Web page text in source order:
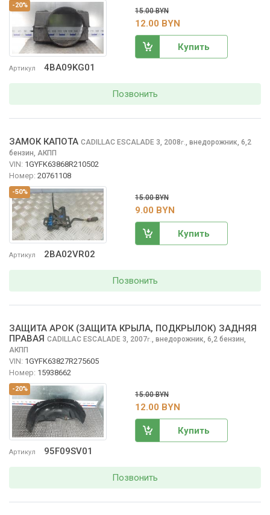
-20%
Артикул 4BA09KG01
15.00 BYN
12.00 BYN
Купить
Позвонить
-50%
Артикул 2BA02VR02
ЗАМОК КАПОТА CADILLAC ESCALADE 3, 2008г., внедорожник, 6,2
бензин, АКПП
VIN: 1GYFK63868R210502
Номер: 20761108
15.00 BYN
9.00 BYN
Купить
Позвонить
-20%
Артикул 95F09SV01
ЗАЩИТА АРОК (ЗАЩИТА КРЫЛА, ПОДКРЫЛОК) ЗАДНЯЯ
ПРАВАЯ CADILLAC ESCALADE 3, 2007г., внедорожник, 6,2 бензин,
АКПП
VIN: 1GYFK63827R275605
Номер: 15938662
15.00 BYN
12.00 BYN
Купить
Позвонить